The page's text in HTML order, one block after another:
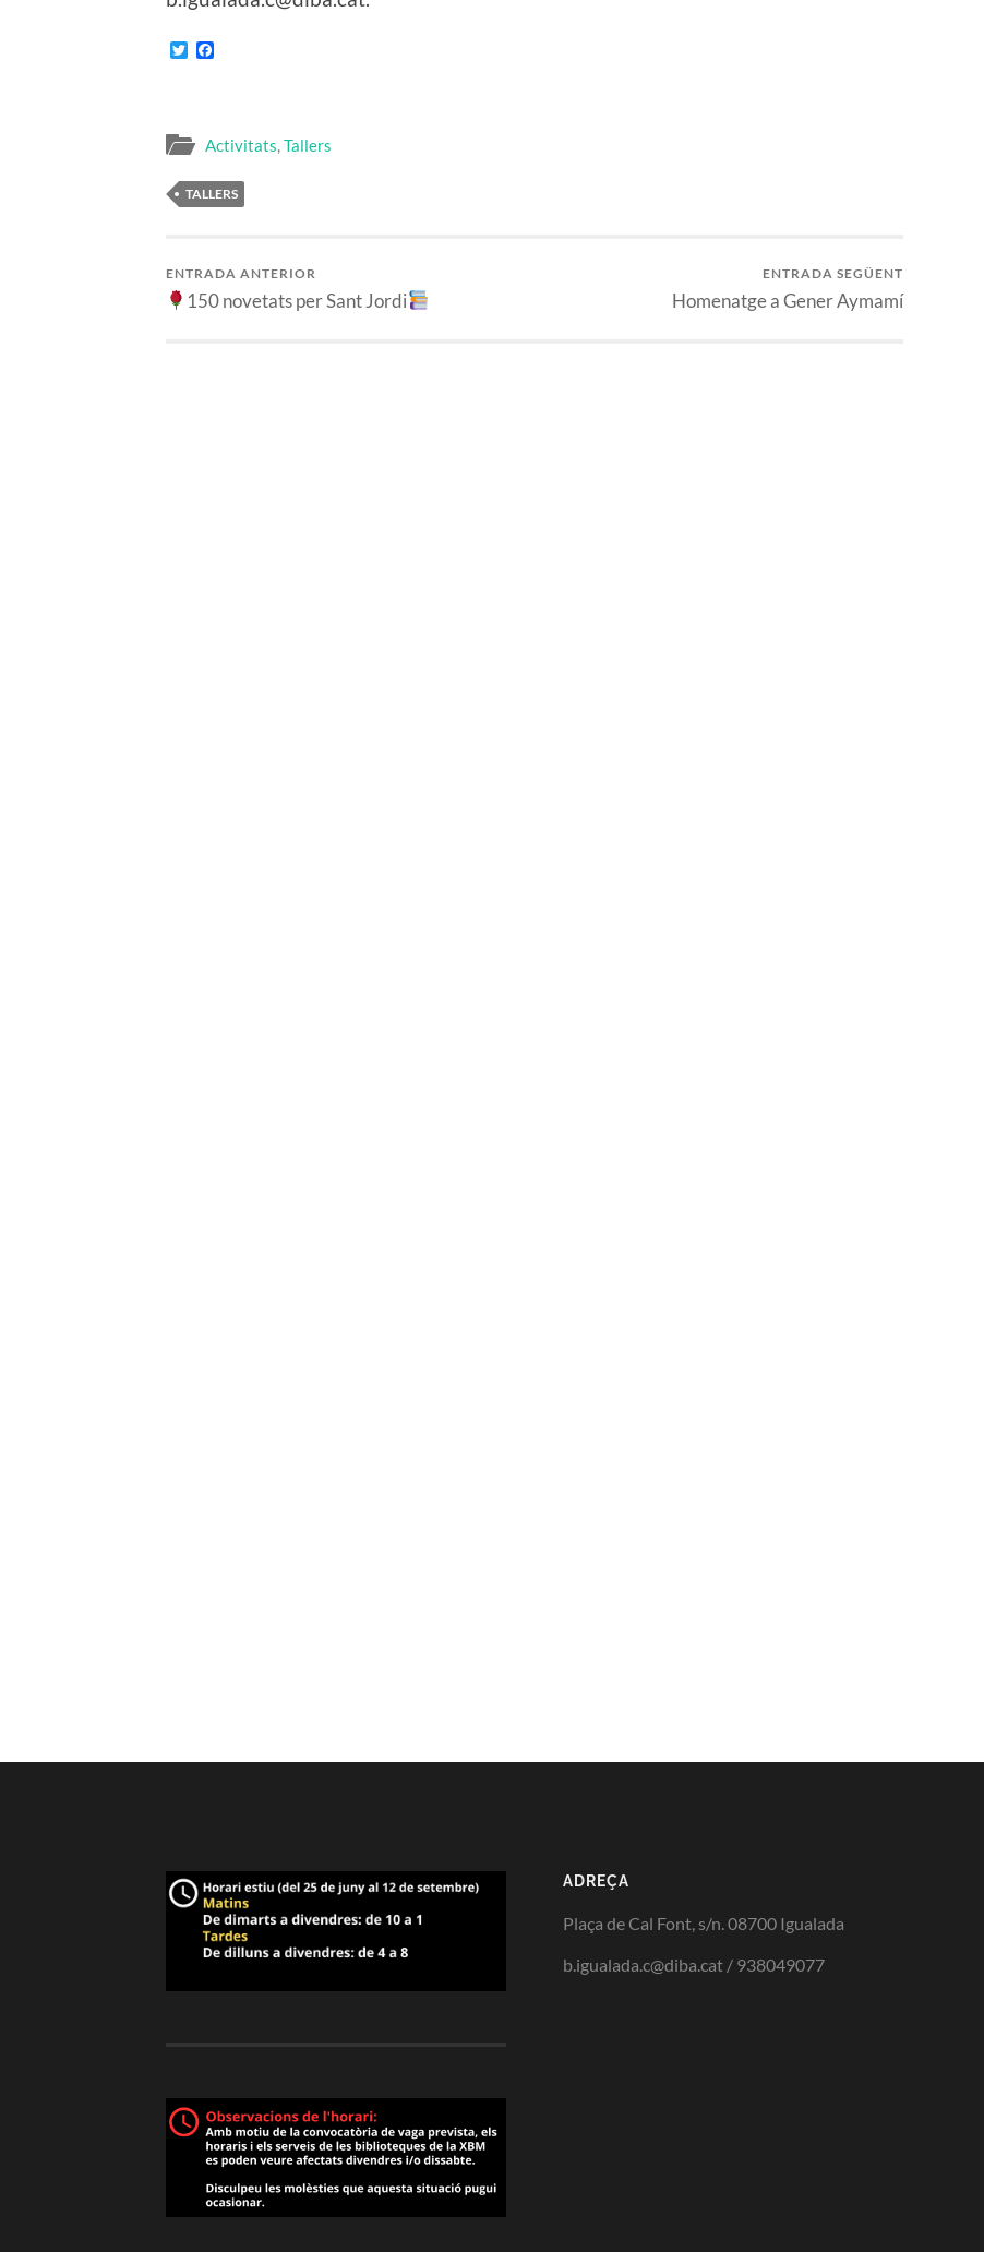
Twitter
Activitats,Tallers
TALLERS
ENTRADA ANTERIOR
150 novetats per Sant Jordi
ENTRADA SEGÜENT
Homenatge a Gener Aymamí
ADREÇA
Plaça de Cal Font, s/n. 08700 Igualada
b.igualada.c@diba.cat / 938049077